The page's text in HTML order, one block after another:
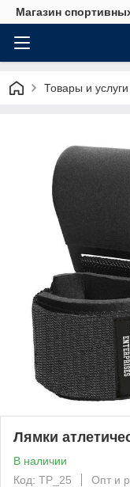
Магазин
Товары и услуги
Лямки
В наличии
Код: ТР_25
Опт и